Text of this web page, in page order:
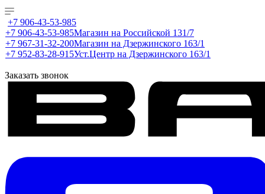
+7 906-43-53-985
+7 906-43-53-985Магазин на Российской 131/7
+7 967-31-32-200Магазин на Дзержинского 163/1
+7 952-83-28-915Уст.Центр на Дзержинского 163/1
Заказать звонок